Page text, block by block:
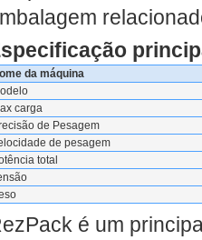
da máquina
carga
de Pesagem
de pesagem
total
é um